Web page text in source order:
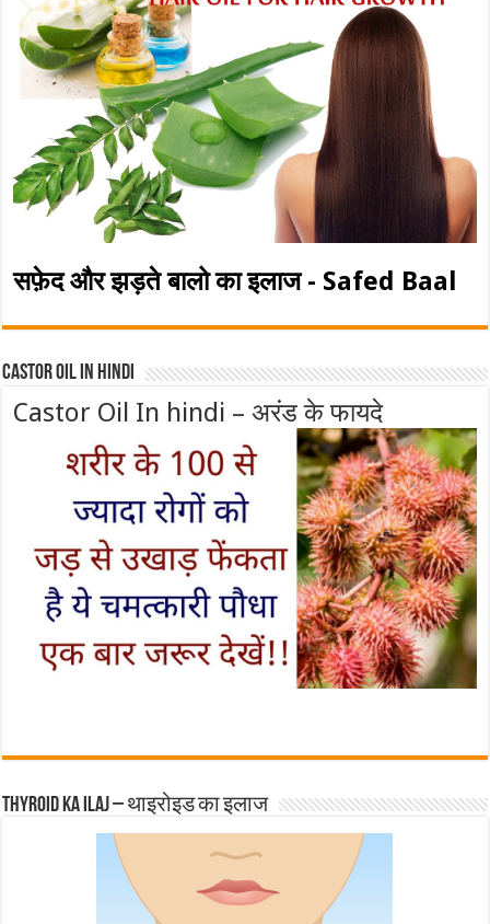
सफ़ेद और झड़ते बालो का इलाज - Safed Baal
Castor Oil In Hindi
Castor Oil In hindi – अरंड के फायदे
Thyroid ka ilaj – थाइरोइड का इलाज